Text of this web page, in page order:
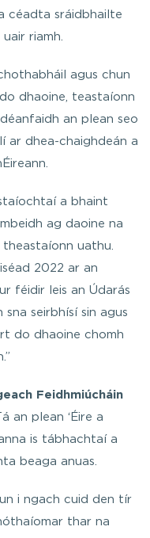
céadta sráidbhailte
riamh.
agus chun
dhaoine, teastaíonn
an plean seo
ar dhea-chaighdeán a
a bhaint
ag daoine na
uathu.
2022 ar an
féidir leis an Údarás
seirbhísí sin agus
do dhaoine chomh
Feidhmiúcháin
an plean ‘Éire a
is tábhachtaí a
beaga anuas.
i ngach cuid den tír
thar na